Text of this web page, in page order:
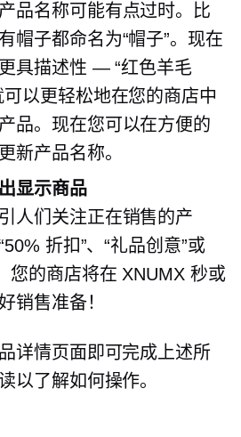
品名称可能有点过时。比
帽子都命名为“帽子”。现在
具描述性 — “红色羊毛
可以更轻松地在您的商店中
品。现在您可以在方便的
新产品名称。
显示商品
人们关注正在销售的产
折扣”、“礼品创意”或
您的商店将在 XNUMX 秒或
销售准备！
详情页面即可完成上述所
以了解如何操作。